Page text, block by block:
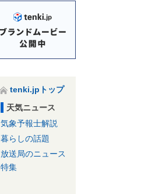
tenki.jpトップ
天気ニュース
気象予報士解説
暮らしの話題
放送局のニュース
特集